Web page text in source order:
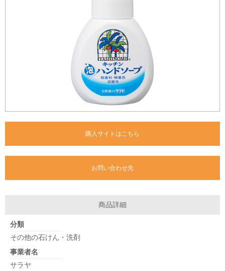
購入サイトはこちら
お問い合わせ先
商品詳細
分類
その他の石けん・洗剤
事業者名
サラヤ